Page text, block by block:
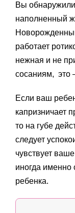
Вы
наполненный
работает
нежная и не
сосаниям, это
Если ваш
капризничает
то на губе
следует
чувствует
иногда именно
ребенка.